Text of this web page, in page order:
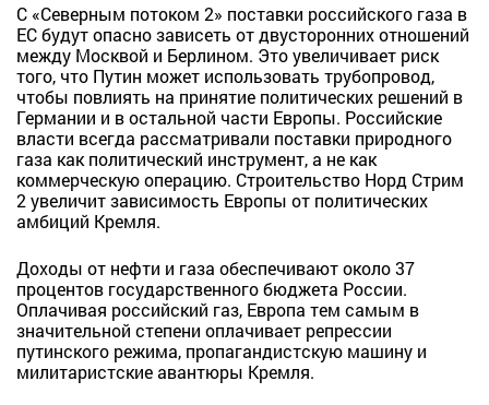
С «Северным потоком 2» поставки российского газа в
ЕС будут опасно зависеть от двусторонних отношений
между Москвой и Берлином. Это увеличивает риск
того, что Путин может использовать трубопровод,
чтобы повлиять на принятие политических решений в
Германии и в остальной части Европы. Российские
власти всегда рассматривали поставки природного
газа как политический инструмент, а не как
коммерческую операцию. Строительство Норд Стрим
2 увеличит зависимость Европы от политических
амбиций Кремля.
Доходы от нефти и газа обеспечивают около 37
процентов государственного бюджета России.
Оплачивая российский газ, Европа тем самым в
значительной степени оплачивает репрессии
путинского режима, пропагандистскую машину и
милитаристские авантюры Кремля.